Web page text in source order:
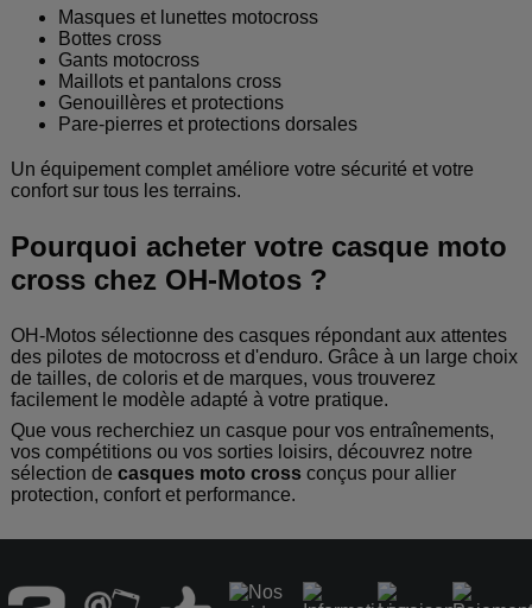
Masques et lunettes motocross
Bottes cross
Gants motocross
Maillots et pantalons cross
Genouillères et protections
Pare-pierres et protections dorsales
Un équipement complet améliore votre sécurité et votre
confort sur tous les terrains.
Pourquoi acheter votre casque moto
cross chez OH-Motos ?
OH-Motos sélectionne des casques répondant aux attentes
des pilotes de motocross et d'enduro. Grâce à un large choix
de tailles, de coloris et de marques, vous trouverez
facilement le modèle adapté à votre pratique.
Que vous recherchiez un casque pour vos entraînements,
vos compétitions ou vos sorties loisirs, découvrez notre
sélection de casques moto crossconçus pour allier
protection, confort et performance.